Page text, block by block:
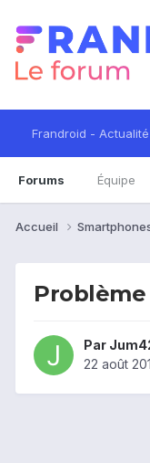
Frandroid - Actualité
Forums Équipe
Accueil
Par
22 août